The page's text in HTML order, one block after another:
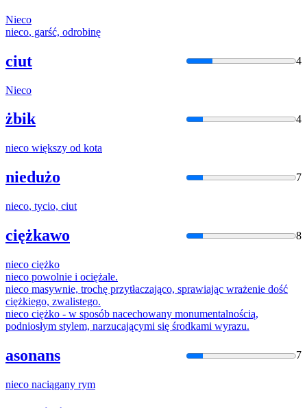
Nieco
nieco, garść, odrobinę
ciut 4
Nieco
żbik 4
nieco większy od kota
niedużo 7
nieco, tycio, ciut
ciężkawo 8
nieco ciężko
nieco powolnie i ociężale.
nieco masywnie, trochę przytłaczająco, sprawiając wrażenie dość
ciężkiego, zwalistego.
nieco ciężko - w sposób nacechowany monumentalnością,
podniosłym stylem, narzucającymi się środkami wyrazu.
asonans 7
nieco naciągany rym